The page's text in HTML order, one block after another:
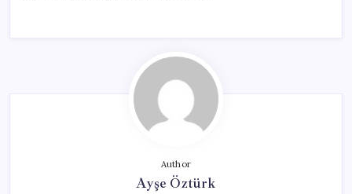
Author
Ayşe Öztürk